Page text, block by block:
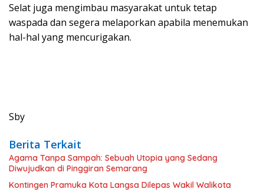
Selat juga mengimbau masyarakat untuk tetap
waspada dan segera melaporkan apabila menemukan
hal-hal yang mencurigakan.
Sby
Berita Terkait
Agama Tanpa Sampah: Sebuah Utopia yang Sedang
Diwujudkan di Pinggiran Semarang
Kontingen Pramuka Kota Langsa Dilepas Wakil Walikota